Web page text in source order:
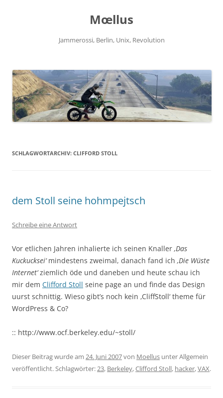
Mœllus
Jammerossi, Berlin, Unix, Revolution
SCHLAGWORTARCHIV: CLIFFORD STOLL
dem Stoll seine hohmpejtsch
Schreibe eine Antwort
Vor etlichen Jahren inhalierte ich seinen Knaller ‚Das
Kuckucksei‘mindestens zweimal, danach fand ich ‚Die Wüste
Internet‘ziemlich öde und daneben und heute schau ich
mir dem Clifford Stoll seine page an und finde das Design
uurst schnittig. Wieso gibt’s noch kein ‚CliffStoll‘ theme für
WordPress & Co?
:: http://www.ocf.berkeley.edu/~stoll/
Dieser Beitrag wurde am 24. Juni 2007von Moellus unter Allgemein
veröffentlicht. Schlagwörter:23, Berkeley,Clifford Stoll, hacker,VAX.